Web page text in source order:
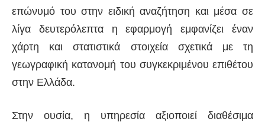
επώνυμό του στην ειδική αναζήτηση και μέσα σε
λίγα δευτερόλεπτα η εφαρμογή εμφανίζει έναν
χάρτη και στατιστικά στοιχεία σχετικά με τη
γεωγραφική κατανομή του συγκεκριμένου επιθέτου
στην Ελλάδα.
Στην ουσία, η υπηρεσία αξιοποιεί διαθέσιμα